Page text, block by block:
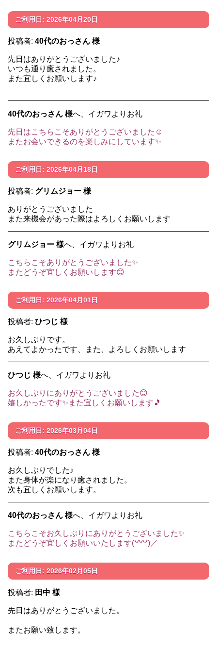
ご利用日: 2026年04月20日
投稿者: 40代のおっさん 様
先日はありがとうございました♪
いつも通り癒されました。
また宜しくお願いします♪
40代のおっさん 様へ、イガワよりお礼
先日はこちらこそありがとうございました☺️
またお会いできるのを楽しみにしています✨️
ご利用日: 2026年04月18日
投稿者: グリムジョー 様
ありがとうございました
また来機会があった際はよろしくお願いします
グリムジョー 様へ、イガワよりお礼
こちらこそありがとうございました✨️
またどうぞ宜しくお願いします😊
ご利用日: 2026年04月01日
投稿者: ひつじ 様
お久しぶりです。
あえてよかったです、また、よろしくお願いします
ひつじ 様へ、イガワよりお礼
お久しぶりにありがとうございました😊
嬉しかったです✨️また宜しくお願いします🎵
ご利用日: 2026年03月04日
投稿者: 40代のおっさん 様
お久しぶりでした♪
また身体が楽になり癒されました。
次も宜しくお願いします。
40代のおっさん 様へ、イガワよりお礼
こちらこそお久しぶりにありがとうございました✨️
またどうぞ宜しくお願いいたします(*^^*)／
ご利用日: 2026年02月05日
投稿者: 田中 様
先日はありがとうございました。
またお願い致します。